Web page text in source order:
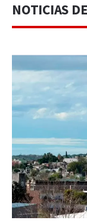
NOTICIAS